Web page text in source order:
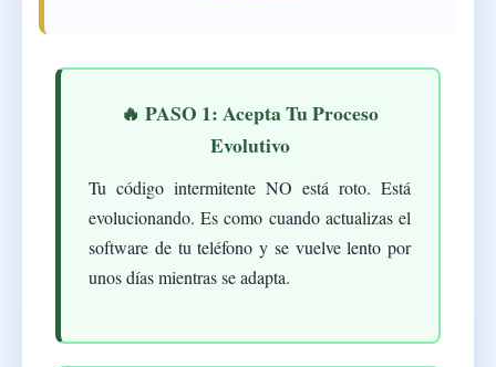
🔥 PASO 1: Acepta Tu Proceso
Evolutivo
Tu código intermitente NO está roto. Está
evolucionando. Es como cuando actualizas el
software de tu teléfono y se vuelve lento por
unos días mientras se adapta.